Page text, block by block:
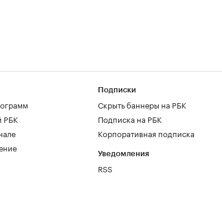
РБК
Подписки
Скрыть баннеры на РБК
Подписка на РБК
Корпоративная подписка
Уведомления
RSS